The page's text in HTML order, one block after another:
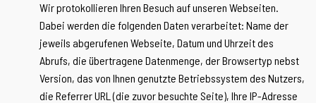
Wir protokollieren Ihren Besuch auf unseren Webseiten.
Dabei werden die folgenden Daten verarbeitet: Name der
jeweils abgerufenen Webseite, Datum und Uhrzeit des
Abrufs, die übertragene Datenmenge, der Browsertyp nebst
Version, das von Ihnen genutzte Betriebssystem des Nutzers,
die Referrer URL (die zuvor besuchte Seite), Ihre IP-Adresse